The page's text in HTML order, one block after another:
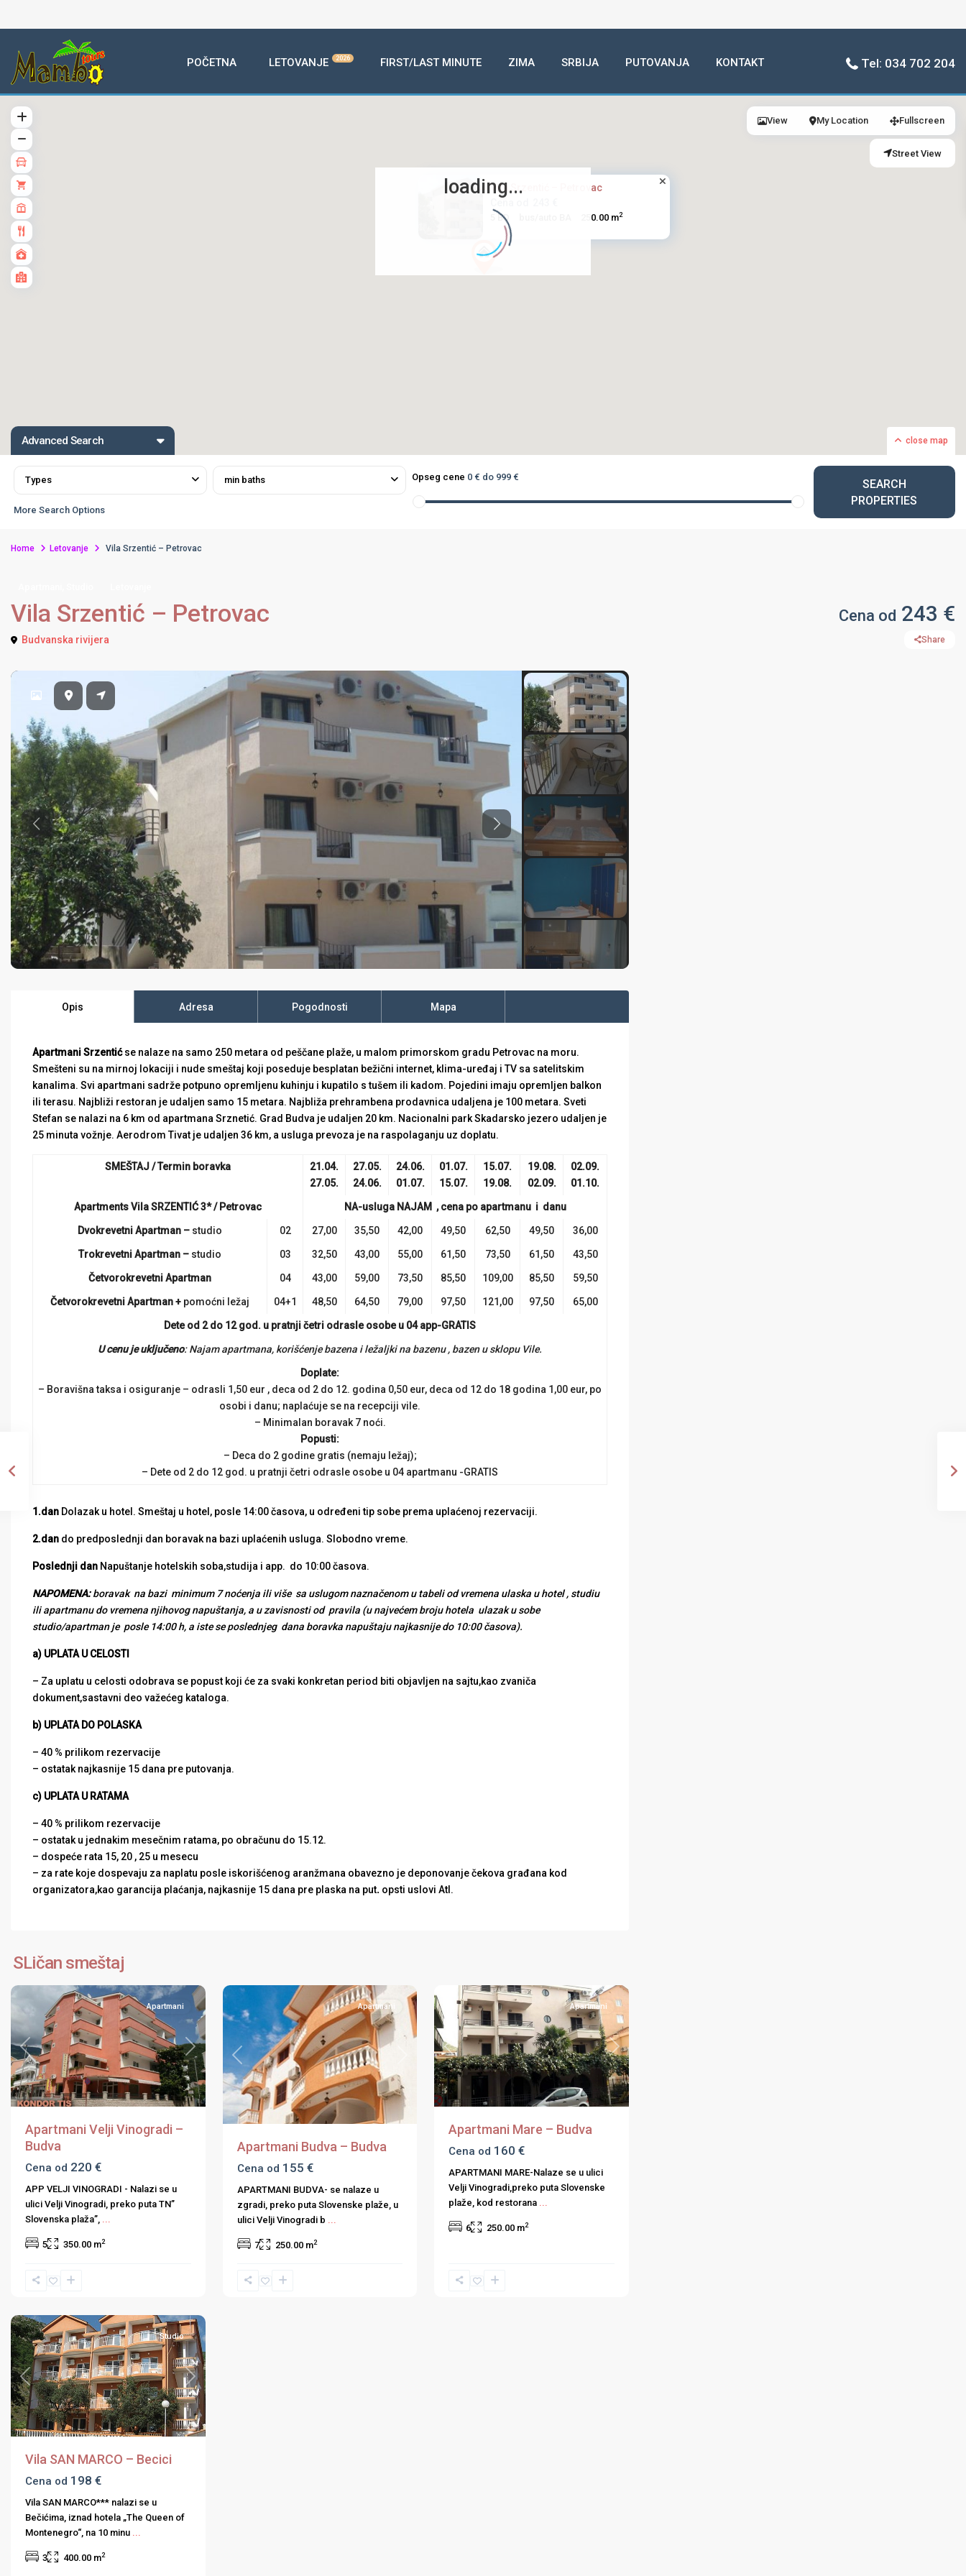
POČETNA LETOVANJE 2026 FIRST/LAST MINUTE ZIMA SRBIJA PUTOVANJA KONTAKT Tel: 034 702 204
Vila Srzentić – Petrovac
5 BD 250.00 m2
loading...
close map
View My Location Fullscreen
Street View
Advanced Search
Types min baths Opseg cene 0 € do 999 €
More Search Options
SEARCH
PROPERTIES
Home Letovanje Vila Srzentić – Petrovac
Vila Srzentić – Petrovac Cena od 243 €
Budvanska rivijera Share
Previous Previous
Opis Adresa Pogodnosti Mapa
Apartmani Srzentićse nalaze na samo 250 metara od peščane plaže, u malom primorskom gradu Petrovac na moru.
Smešteni su na mirnoj lokaciji i nude smeštaj koji poseduje besplatan bežični internet, klima-uređaj i TV sa satelitskim
kanalima. Svi apartmani sadrže potpuno opremljenu kuhinju i kupatilo s tušem ili kadom. Pojedini imaju opremljen balkon
ili terasu. Najbliži restoran je udaljen samo 15 metara. Najbliža prehrambena prodavnica udaljena je 100 metara. Sveti
Stefan se nalazi na 6 km od apartmana Srznetić. Grad Budva je udaljen 20 km. Nacionalni park Skadarsko jezero udaljen je
25 minuta vožnje. Aerodrom Tivat je udaljen 36 km, a usluga prevoza je na raspolaganju uz doplatu.
SMEŠTAJ / Termin boravka
21.04.
27.05.
27.05.
24.06.
24.06.
01.07.
01.07.
15.07.
15.07.
19.08.
19.08.
02.09.
02.09.
01.10.
Apartments Vila SRZENTIĆ 3* / Petrovac NA-usluga NAJAM , cena po apartmanu i danu
Dvokrevetni Apartman – studio 02 27,00 35,50 42,00 49,50 62,50 49,50 36,00
Trokrevetni Apartman – studio 03 32,50 43,00 55,00 61,50 73,50 61,50 43,50
Četvorokrevetni Apartman 04 43,00 59,00 73,50 85,50 109,00 85,50 59,50
Četvorokrevetni Apartman + pomoćni ležaj 04+1 48,50 64,50 79,00 97,50 121,00 97,50 65,00
Dete od 2 do 12 god. u pratnji četri odrasle osobe u 04 app-GRATIS
U cenu je uključeno: Najam apartmana, korišćenje bazena i ležaljki na bazenu , bazen u sklopu Vile.
Doplate:
– Boravišna taksa i osiguranje – odrasli 1,50 eur , deca od 2 do 12. godina 0,50 eur, deca od 12 do 18 godina 1,00 eur, po
osobi i danu; naplaćuje se na recepciji vile.
– Minimalan boravak 7 noći.
Popusti:
– Deca do 2 godine gratis (nemaju ležaj);
– Dete od 2 do 12 god. u pratnji četri odrasle osobe u 04 apartmanu -GRATIS
1.dan Dolazak u hotel. Smeštaj u hotel, posle 14:00 časova, u određeni tip sobe prema uplaćenoj rezervaciji.
2.dan do predposlednji dan boravak na bazi uplaćenih usluga. Slobodno vreme.
Poslednji dan Napuštanje hotelskih soba,studija i app. do 10:00 časova.
NAPOMENA:boravak na bazi minimum 7 noćenja ili više sa uslugom naznačenom u tabeli od vremena ulaska u hotel , studiu
ili apartmanu do vremena njihovog napuštanja, a u zavisnosti od pravila (u najvećem broju hotela ulazak u sobe
studio/apartman je posle 14:00 h, a iste se poslednjeg dana boravka napuštaju najkasnije do 10:00 časova).
a) UPLATA U CELOSTI
– Za uplatu u celosti odobrava se popust koji će za svaki konkretan period biti objavljen na sajtu,kao zvaniča
dokument,sastavni deo važećeg kataloga.
b) UPLATA DO POLASKA
– 40 % prilikom rezervacije
– ostatak najkasnije 15 dana pre putovanja.
c) UPLATA U RATAMA
– 40 % prilikom rezervacije
– ostatak u jednakim mesečnim ratama, po obračunu do 15.12.
– dospeće rata 15, 20 , 25 u mesecu
– za rate koje dospevaju za naplatu posle iskorišćenog aranžmana obavezno je deponovanje čekova građana kod
organizatora,kao garancija plaćanja, najkasnije 15 dana pre plaska na put. opsti uslovi Atl.
SLičan smeštaj
Budvanska
rivijera
Previous Next
Apartmani
Apartmani Velji Vinogradi –
Budva
Cena od 220 €
APP VELJI VINOGRADI - Nalazi se u
ulici Velji Vinogradi, preko puta TN”
Slovenska plaža”, ...
5 350.00 m2
Previous
Apartmani
Apartmani Budva – Budva
Cena od 155 €
APARTMANI BUDVA- se nalaze u
zgradi, preko puta Slovenske plaže, u
ulici Velji Vinogradi b ...
7 250.00 m2
Previous Next
Apartmani
Apartmani Mare – Budva
Cena od 160 €
APARTMANI MARE-Nalaze se u ulici
Velji Vinogradi,preko puta Slovenske
plaže, kod restorana ...
6 250.00 m2
Budvanska
Previous Next
Studio
Vila SAN MARCO – Becici
Cena od 198 €
Vila SAN MARCO*** nalazi se u
Bečićima, iznad hotela „The Queen of
Montenegro“, na 10 minu ...
3 400.00 m2